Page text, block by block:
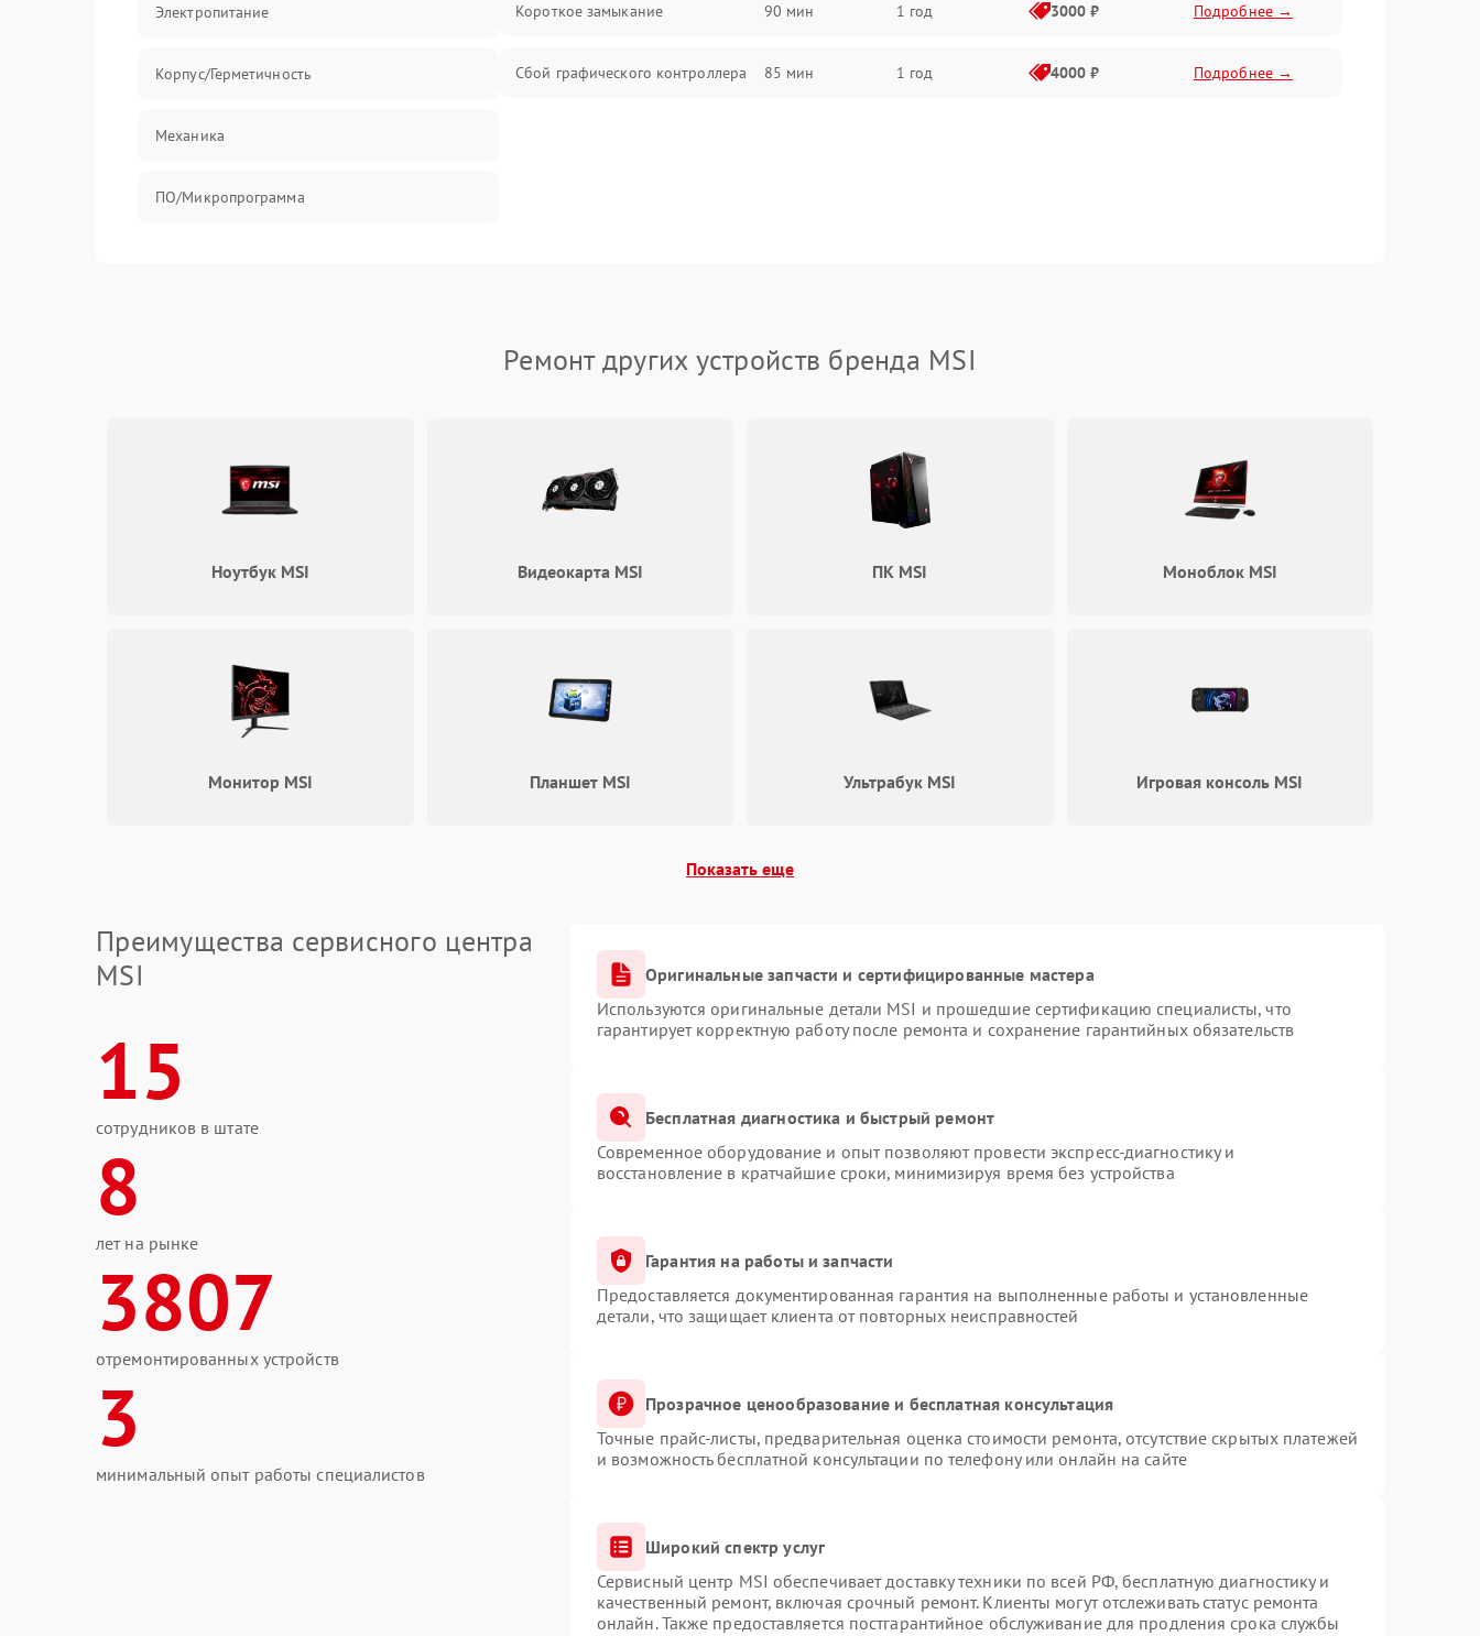
Электропитание
Корпус/Герметичность
Механика
ПО/Микропрограмма
Короткое замыкание 90 мин 1 год 3000 ₽ Подробнее →
Сбой графического контроллера 85 мин 1 год 4000 ₽ Подробнее →
Ремонт других устройств бренда MSI
Ноутбук MSI Видеокарта MSI ПК MSI Моноблок MSI
Монитор MSI Планшет MSI Ультрабук MSI Игровая консоль MSI
Показать еще
Преимущества сервисного центра
MSI
15
сотрудников в штате
8
лет на рынке
3807
отремонтированных устройств
3
минимальный опыт работы специалистов
Оригинальные запчасти и сертифицированные мастера
Используются оригинальные детали MSI и прошедшие сертификацию специалисты, что
гарантирует корректную работу после ремонта и сохранение гарантийных обязательств
Бесплатная диагностика и быстрый ремонт
Современное оборудование и опыт позволяют провести экспресс-диагностику и
восстановление в кратчайшие сроки, минимизируя время без устройства
Гарантия на работы и запчасти
Предоставляется документированная гарантия на выполненные работы и установленные
детали, что защищает клиента от повторных неисправностей
Прозрачное ценообразование и бесплатная консультация
Точные прайс-листы, предварительная оценка стоимости ремонта, отсутствие скрытых платежей
и возможность бесплатной консультации по телефону или онлайн на сайте
Широкий спектр услуг
Сервисный центр MSI обеспечивает доставку техники по всей РФ, бесплатную диагностику и
качественный ремонт, включая срочный ремонт. Клиенты могут отслеживать статус ремонта
онлайн. Также предоставляется постгарантийное обслуживание для продления срока службы